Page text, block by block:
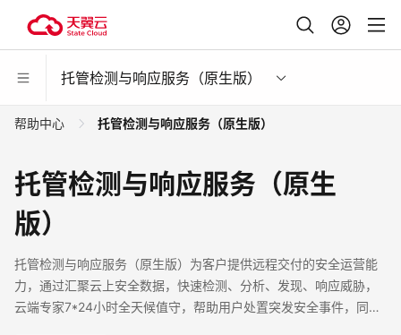
托管检测与响应服务（原生版）
帮助中心 托管检测与响应服务（原生版）
托管检测与响应服务（原生
版）
托管检测与响应服务（原生版）为客户提供远程交付的安全运营能
力，通过汇聚云上安全数据，快速检测、分析、发现、响应威胁，
云端专家7*24小时全天候值守，帮助用户处置突发安全事件，同